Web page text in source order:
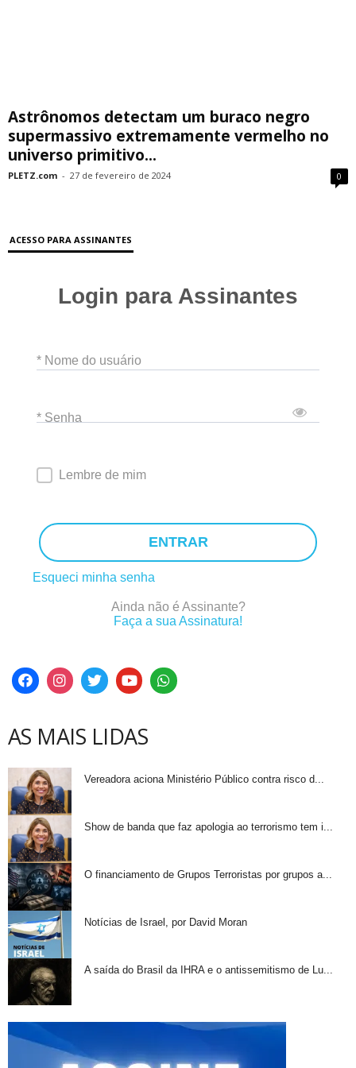
Astrônomos detectam um buraco negro
supermassivo extremamente vermelho no
universo primitivo...
PLETZ.com - 27 de fevereiro de 2024 0
ACESSO PARA ASSINANTES
Login para Assinantes
* Nome do usuário
* Senha
Lembre de mim
ENTRAR
Esqueci minha senha
Ainda não é Assinante?
Faça a sua Assinatura!
AS MAIS LIDAS
Vereadora aciona Ministério Público contra risco d...
Show de banda que faz apologia ao terrorismo tem i...
O financiamento de Grupos Terroristas por grupos a...
Notícias de Israel, por David Moran
A saída do Brasil da IHRA e o antissemitismo de Lu...